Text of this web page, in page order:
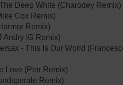
Deep White (Charodey Remix)
Cox Remix)
Remix)
Andry IG Remix)
- This Is Our World
Love (Petr Remix)
Remix)